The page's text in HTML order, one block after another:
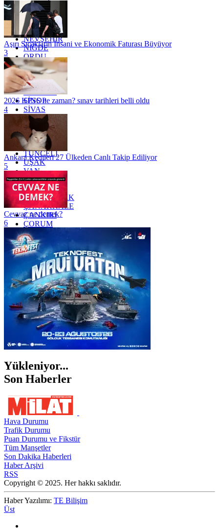
MARDİN
MERSİN
MUĞLA
MUŞ
NEVŞEHİR
NİĞDE
ORDU
OSMANİYE
RİZE
SAKARYA
SAMSUN
SİNOP
SİVAS
SİİRT
TEKİRDAĞ
TOKAT
TRABZON
TUNCELİ
UŞAK
VAN
YALOVA
YOZGAT
ZONGULDAK
ÇANAKKALE
ÇANKIRI
ÇORUM
İSTANBUL
İZMİR
ŞANLIURFA
ŞIRNAK
Aşırı Sıcakların İnsani ve Ekonomik Faturası Büyüyor
3
2026 KPSS ne zaman? sınav tarihleri belli oldu
4
Ankara Kedileri 27 Ülkeden Canlı Takip Ediliyor
5
Cevvaz ne demek?
6
Yükleniyor...
Son Haberler
Hava Durumu
Trafik Durumu
Puan Durumu ve Fikstür
Tüm Manşetler
Son Dakika Haberleri
Haber Arşivi
RSS
Copyright © 2025. Her hakkı saklıdır.
Haber Yazılımı: TE Bilişim
Üst